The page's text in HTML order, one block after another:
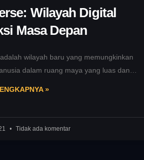
Wilayah Digital
Masa Depan
wilayah baru yang memungkinkan
dalam ruang maya yang luas dan
»
Tidak ada komentar